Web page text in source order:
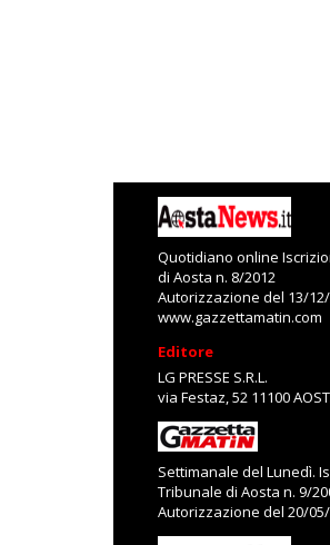
Quotidiano online
di Aosta n. 8/2012
Autorizzazione del 13/
www.gazzettamatin.com
Editore
LG PRESSE S.R.L.
via Festaz, 52 11100
Settimanale del Lunedì.
Tribunale di Aosta n. 9/
Autorizzazione del 20/